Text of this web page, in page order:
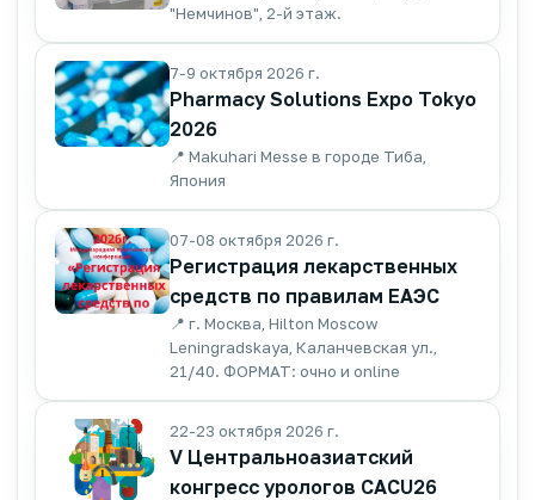
"Немчинов", 2-й этаж.
7-9 октября 2026 г.
Pharmacy Solutions Expo Tokyo
2026
📍 Makuhari Messe в городе Тиба,
Япония
07-08 октября 2026 г.
Регистрация лекарственных
средств по правилам ЕАЭС
📍 г. Москва, Hilton Moscow
Leningradskaya, Каланчевская ул.,
21/40. ФОРМАТ: очно и online
22-23 октября 2026 г.
V Центральноазиатский
конгресс урологов CACU26